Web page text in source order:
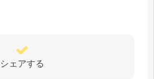
シェアする